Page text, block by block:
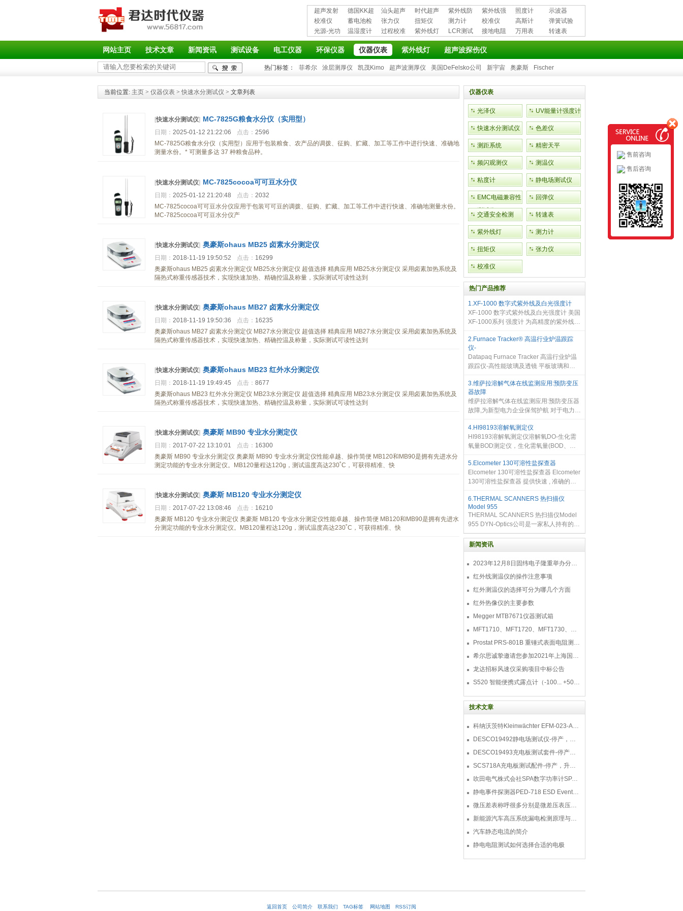
超声发射
接收仪器
德国KK超
声波探伤
仪
汕头超声
超声探伤
仪
时代超声
波探伤仪
紫外线防
护用品
紫外线强
度计
照度计
示波器
校准仪
蓄电池检
测仪
张力仪 扭矩仪 测力计 校准仪 高斯计
弹簧试验
机
光源-光功
率计
温湿度计
过程校准
仪
紫外线灯
LCR测试
仪
接地电阻
测试仪
万用表 转速表
网站主页 技术文章 新闻资讯 测试设备 电工仪器 环保仪器 仪器仪表 紫外线灯 超声波探伤仪
热门标签： 菲希尔 涂层测厚仪 凯茂Kimo 超声波测厚仪 美国DeFelsko公司 新宇宙 奥豪斯 Fischer
当前位置: 主页 > 仪器仪表 >快速水分测试仪 > 文章列表
[快速水分测试仪] MC-7825G粮食水分仪（实用型）
日期： 2025-01-12 21:22:06 点击： 2596
MC-7825G粮食水分仪（实用型）应用于包装粮食、农产品的调拨、征购、贮藏、加工等工作中进行快速、准确地
测量水份。* 可测量多达 37 种粮食品种。
[快速水分测试仪] MC-7825cocoa可可豆水分仪
日期： 2025-01-12 21:20:48 点击： 2032
MC-7825cocoa可可豆水分仪应用于包装可可豆的调拨、征购、贮藏、加工等工作中进行快速、准确地测量水份。
MC-7825cocoa可可豆水分仪产
[快速水分测试仪] 奥豪斯ohaus MB25 卤素水分测定仪
日期： 2018-11-19 19:50:52 点击： 16299
奥豪斯ohaus MB25 卤素水分测定仪 MB25水分测定仪 超值选择 精典应用 MB25水分测定仪 采用卤素加热系统及
隔热式称重传感器技术，实现快速加热、精确控温及称量，实际测试可读性达到
[快速水分测试仪] 奥豪斯ohaus MB27 卤素水分测定仪
日期： 2018-11-19 19:50:36 点击： 16235
奥豪斯ohaus MB27 卤素水分测定仪 MB27水分测定仪 超值选择 精典应用 MB27水分测定仪 采用卤素加热系统及
隔热式称重传感器技术，实现快速加热、精确控温及称量，实际测试可读性达到
[快速水分测试仪] 奥豪斯ohaus MB23 红外水分测定仪
日期： 2018-11-19 19:49:45 点击： 8677
奥豪斯ohaus MB23 红外水分测定仪 MB23水分测定仪 超值选择 精典应用 MB23水分测定仪 采用卤素加热系统及
隔热式称重传感器技术，实现快速加热、精确控温及称量，实际测试可读性达到
[快速水分测试仪] 奥豪斯 MB90 专业水分测定仪
日期： 2017-07-22 13:10:01 点击： 16300
奥豪斯 MB90 专业水分测定仪 奥豪斯 MB90 专业水分测定仪性能卓越、操作简便 MB120和MB90是拥有先进水分
测定功能的专业水分测定仪。MB120量程达120g，测试温度高达230˚C，可获得精准、快
[快速水分测试仪] 奥豪斯 MB120 专业水分测定仪
日期： 2017-07-22 13:08:46 点击： 16210
奥豪斯 MB120 专业水分测定仪 奥豪斯 MB120 专业水分测定仪性能卓越、操作简便 MB120和MB90是拥有先进水
分测定功能的专业水分测定仪。MB120量程达120g，测试温度高达230˚C，可获得精准、快
仪器仪表
光泽仪 UV能量计强度计
快速水分测试仪 色差仪
测距系统 精密天平
频闪观测仪 测温仪
粘度计 静电场测试仪
EMC电磁兼容性
测试仪
回弹仪
交通安全检测 转速表
紫外线灯 测力计
扭矩仪 张力仪
校准仪
热门产品推荐
1.XF-1000 数字式紫外线及白光强度计
XF-1000 数字式紫外线及白光强度计 美国
XF-1000系列 强度计 为高精度的紫外线强
通过选配可更换传感器，可以测量紫外强
度及紫外照射剂量(能量
2.Furnace Tracker® 高温行业炉温跟踪
仪-
Datapaq Furnace Tracker 高温行业炉温
跟踪仪-高性能玻璃及透镜 平板玻璃和玻
且涉及减反射之类的特殊涂装。 Furnace
Tracker 高温行业炉温跟踪仪-高性
3.维萨拉溶解气体在线监测应用:预防变压
器故障
维萨拉溶解气体在线监测应用:预防变压器
故障,为新型电力企业保驾护航 对于电力企
电，这不仅会导致设备故障、收益减损，
且对公司的品牌信
4.HI98193溶解氧测定仪
HI98193溶解氧测定仪溶解氧DO-生化需
氧量BOD测定仪，生化需氧量(BOD、生
率，可要分析是否含有无毒物、负荷条件
和排泥平衡情况，以更好的设置、控制污
水处理过程
5.Elcometer 130可溶性盐探查器
Elcometer 130可溶性盐探查器 Elcometer
130可溶性盐探查器 提供快速 , 准确的测
等效方法快4倍以上。 新Elcometer 130可
溶性盐探查器允许您在短短的两分钟
6.THERMAL SCANNERS 热扫描仪
Model 955
THERMAL SCANNERS 热扫描仪Model
955 DYN-Optics公司是一家私人持有的美
国技术公司，在设计和制造创新性的光电
产品方面有着领先各行业超过30年的经
验。 我们的产品涵盖广泛的技术和应用范
围
新闻资讯
2023年12月8日固纬电子隆重举办分销商答谢会，展示重磅新产品！
红外线测温仪的操作注意事项
红外测温仪的选择可分为哪几个方面
红外热像仪的主要参数
Megger MTB7671仪器测试箱
MFT1710、MFT1720、MFT1730、MFT1735多功能测试仪
Prostat PRS-801B 重锤式表面电阻测量仪
希尔思诚挚邀请您参加2021年上海国际压缩机及设
龙达招标风速仪采购项目中标公告
S520 智能便携式露点计（-100... +50 °C TD）
技术文章
科纳沃茨特Kleinwächter EFM-023-AKC静电测试仪套件-EFM023AKC KIT
DESCO19492静电场测试仪-停产，替代型号770716
DESCO19493充电板测试套件-停产，替代型号718+770719
SCS718A充电板测试配件-停产，升级型号770719
吹田电气株式会社SPA数字功率计SPA3000/SPA2000/SPA1000
静电事件探测器PED-718 ESD Event Detector
微压差表称呼很多分别是微差压表压差计微压表
新能源汽车高压系统漏电检测原理与故障检修
汽车静态电流的简介
静电电阻测试如何选择合适的电极
返回首页 公司简介 联系我们 TAG标签 网站地图 RSS订阅
售前咨询
售后咨询